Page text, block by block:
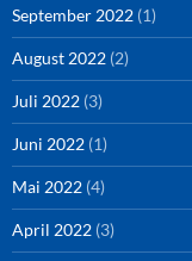
September 2022 (1)
August 2022 (2)
Juli 2022 (3)
Juni 2022 (1)
Mai 2022 (4)
April 2022 (3)